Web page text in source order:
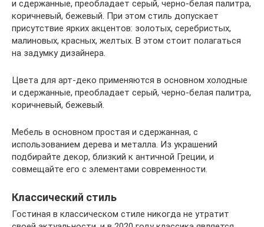
и сдержанные, преобладает серый, черно-белая палитра,
коричневый, бежевый. При этом стиль допускает
присутствие ярких акцентов: золотых, серебристых,
малиновых, красных, желтых. В этом стоит полагаться
на задумку дизайнера.
Цвета для арт-деко применяются в основном холодные
и сдержанные, преобладает серый, черно-белая палитра,
коричневый, бежевый.
Мебель в основном простая и сдержанная, с
использованием дерева и металла. Из украшений
подбирайте декор, близкий к античной Греции, и
совмещайте его с элементами современности.
Классический стиль
Гостиная в классическом стиле никогда не утратит